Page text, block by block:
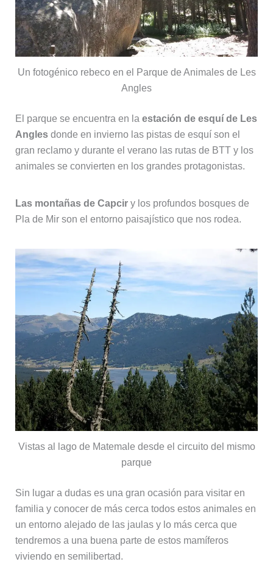
Un fotogénico rebeco en el Parque de Animales de Les
Angles
El parque se encuentra en la estación de esquí de Les
Anglesdonde en invierno las pistas de esquí son el
gran reclamo y durante el verano las rutas de BTT y los
animales se convierten en los grandes protagonistas.
Las montañas de Capciry los profundos bosques de
Pla de Mir son el entorno paisajístico que nos rodea.
Vistas al lago de Matemale desde el circuito del mismo
parque
Sin lugar a dudas es una gran ocasión para visitar en
familia y conocer de más cerca todos estos animales en
un entorno alejado de las jaulas y lo más cerca que
tendremos a una buena parte de estos mamíferos
viviendo en semilibertad.